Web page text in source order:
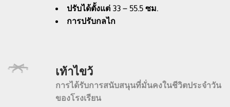
ปรับได้ตั้งแต่ 33 – 55.5 ซม.
การปรับกลไก
เท้าไขว้
การได้รับการสนับสนุนที่มั่นคงในชีวิตประจำวัน
ของโรงเรียน